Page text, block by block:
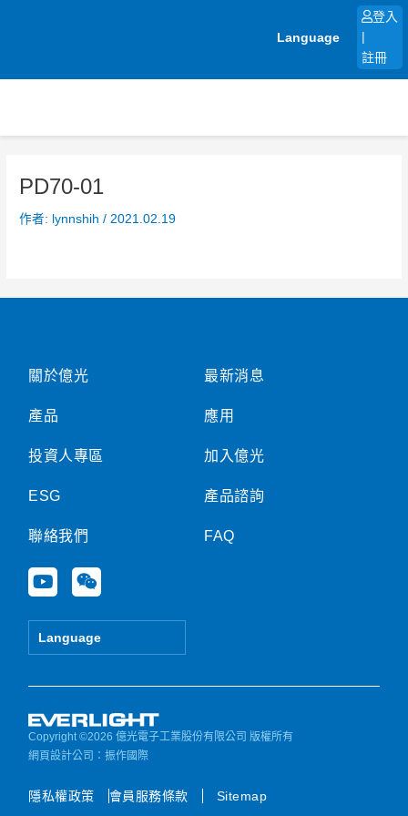
Language
登入
註冊
PD70-01
作者: lynnshih/ 2021.02.19
關於億光
產品
投資人專區
ESG
聯絡我們
Y
o
u
e
W
e
i
Language
最新消息
應用
加入億光
產品諮詢
FAQ
Copyright ©2026 億光電子工業股份有限公司 版權所有
網頁設計公司 ：振作國際
隱私權政策 會員服務條款 Sitemap